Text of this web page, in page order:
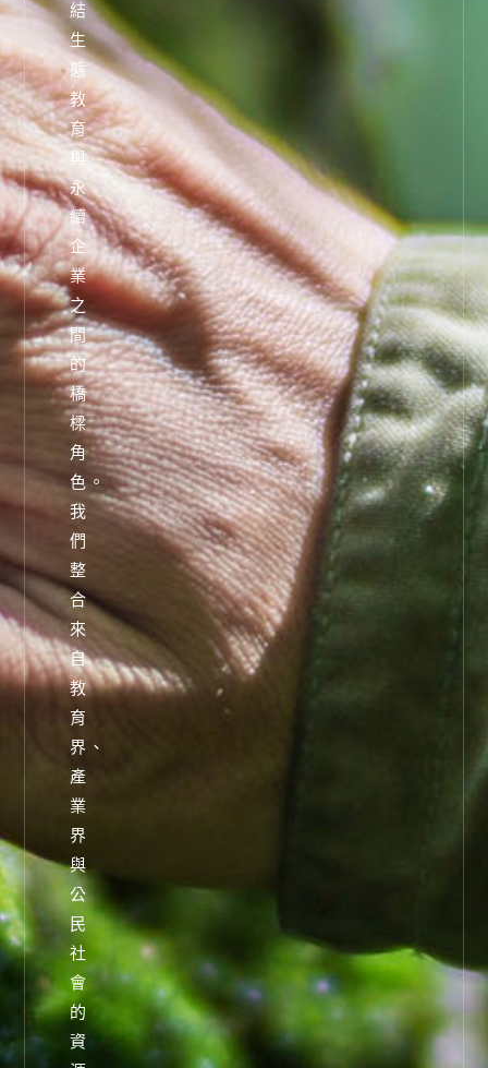
結
生
態
教
育
與
永
續
企
業
之
間
的
橋
樑
角
色。
我
們
整
合
來
自
教
育
界、
產
業
界
與
公
民
社
會
的
資